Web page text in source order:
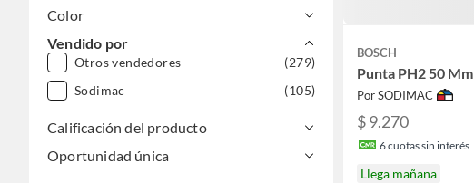
Color
Vendido por
Otros vendedores
(279)
Sodimac
(105)
Calificación del producto
Oportunidad única
BOSCH
Punta PH2 50 Mm
Por SODIMAC
$ 9.270
6cuotas sin interés
Llega mañana